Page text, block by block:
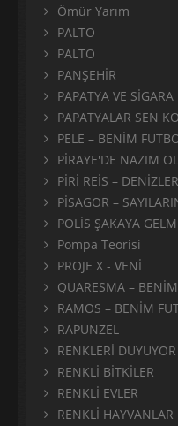
Ömür Yarım
PALTO
PALTO
PANŞEHİR
PAPATYA VE SİGARA
PAPATYALAR SEN
PELE – BENİM
PİRAYE'DE NAZIM
PİRİ REİS –
PİSAGOR –
POLİS ŞAKAYA
Pompa Teorisi
PROJE X - VENİ
QUARESMA –
RAMOS – BENİM
RAPUNZEL
RENKLERİ
RENKLİ BİTKİLER
RENKLİ EVLER
RENKLİ HAYVANLAR